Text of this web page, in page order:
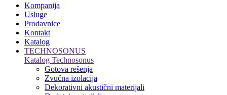
Kompanija
Usluge
Prodavnice
Kontakt
Katalog
TECHNOSONUS
Katalog Technosonus
Gotova rešenja
Zvučna izolacija
Dekorativni akustični materijali